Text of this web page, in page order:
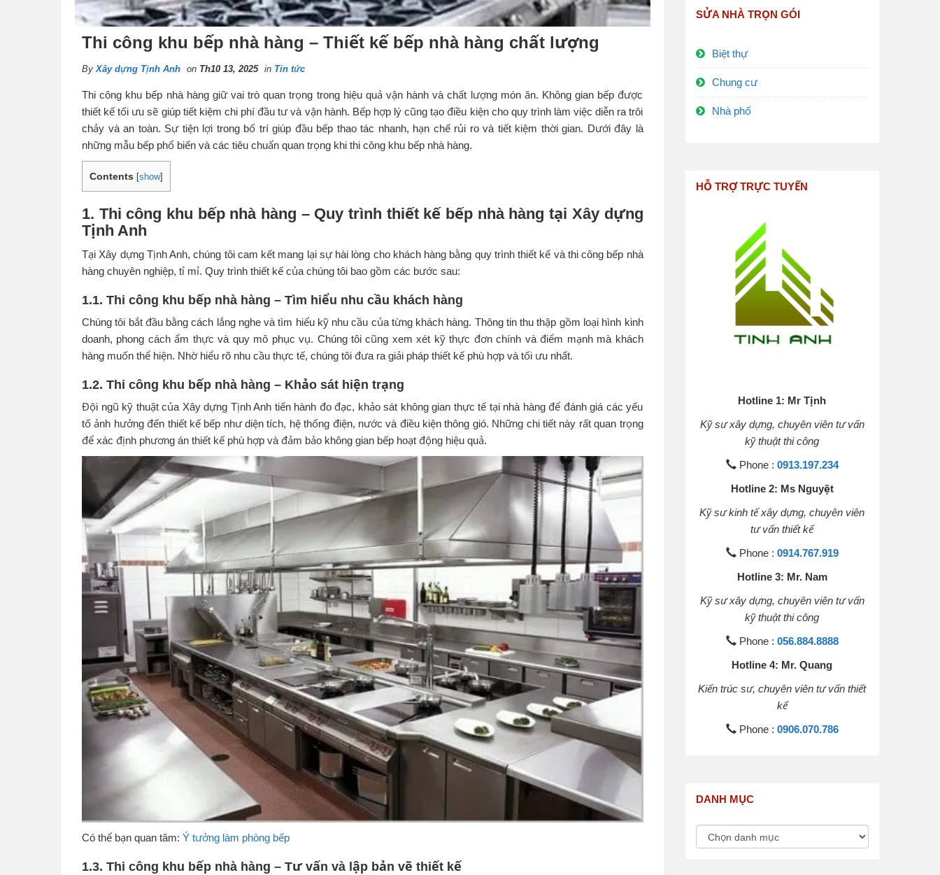
Thi công khu bếp nhà hàng – Thiết kế bếp nhà hàng chất lượng
By Xây dựng Tịnh Anh on Th10 13, 2025 in Tin tức
Thi công khu bếp nhà hàng giữ vai trò quan trọng trong hiệu quả vận hành và chất lượng món ăn. Không gian bếp được
thiết kế tối ưu sẽ giúp tiết kiệm chi phí đầu tư và vận hành. Bếp hợp lý cũng tạo điều kiện cho quy trình làm việc diễn ra trôi
chảy và an toàn. Sự tiện lợi trong bố trí giúp đầu bếp thao tác nhanh, hạn chế rủi ro và tiết kiệm thời gian. Dưới đây là
những mẫu bếp phổ biến và các tiêu chuẩn quan trọng khi thi công khu bếp nhà hàng.
Contents [show]
1. Thi công khu bếp nhà hàng – Quy trình thiết kế bếp nhà hàng tại Xây dựng
Tịnh Anh
Tại Xây dựng Tịnh Anh, chúng tôi cam kết mang lại sự hài lòng cho khách hàng bằng quy trình thiết kế và thi công bếp nhà
hàng chuyên nghiệp, tỉ mỉ. Quy trình thiết kế của chúng tôi bao gồm các bước sau:
1.1. Thi công khu bếp nhà hàng – Tìm hiểu nhu cầu khách hàng
Chúng tôi bắt đầu bằng cách lắng nghe và tìm hiểu kỹ nhu cầu của từng khách hàng. Thông tin thu thập gồm loại hình kinh
doanh, phong cách ẩm thực và quy mô phục vụ. Chúng tôi cũng xem xét kỹ thực đơn chính và điểm mạnh mà khách
hàng muốn thể hiện. Nhờ hiểu rõ nhu cầu thực tế, chúng tôi đưa ra giải pháp thiết kế phù hợp và tối ưu nhất.
1.2. Thi công khu bếp nhà hàng – Khảo sát hiện trạng
Đội ngũ kỹ thuật của Xây dựng Tịnh Anh tiến hành đo đạc, khảo sát không gian thực tế tại nhà hàng để đánh giá các yếu
tố ảnh hưởng đến thiết kế bếp như diện tích, hệ thống điện, nước và điều kiện thông gió. Những chi tiết này rất quan trọng
để xác định phương án thiết kế phù hợp và đảm bảo không gian bếp hoạt động hiệu quả.
Có thể bạn quan tâm: Ý tưởng làm phòng bếp
1.3. Thi công khu bếp nhà hàng – Tư vấn và lập bản vẽ thiết kế
SỬA NHÀ TRỌN GÓI
Biệt thự
Chung cư
Nhà phố
HỖ TRỢ TRỰC TUYẾN
Hotline 1: Mr Tịnh
Kỹ sư xây dựng, chuyên viên tư vấn
kỹ thuật thi công
Phone : 0913.197.234
Hotline 2: Ms Nguyệt
Kỹ sư kinh tế xây dựng, chuyên viên
tư vấn thiết kế
Phone : 0914.767.919
Hotline 3: Mr. Nam
Kỹ sư xây dựng, chuyên viên tư vấn
kỹ thuật thi công
Phone : 056.884.8888
Hotline 4: Mr. Quang
Kiến trúc sư, chuyên viên tư vấn thiết
kế
Phone : 0906.070.786
DANH MỤC